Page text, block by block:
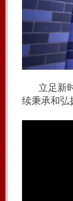
立足新
续秉承和弘